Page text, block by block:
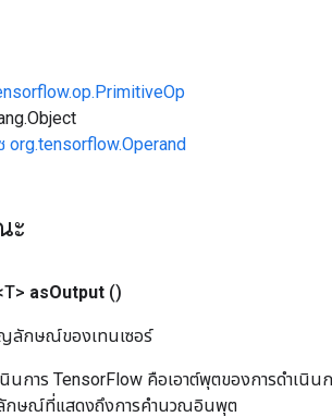
org.tensorflow.Operand
ะ
asOutput ()
ลักษณ์ของเทนเซอร์
นการ TensorFlow คือเอาต์พุตของการดำเนิน
กษณ์ที่แสดงถึงการคำนวณอินพุต